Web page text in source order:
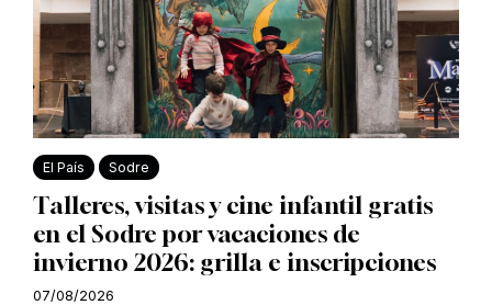
El País Sodre
Talleres, visitas y cine infantil gratis
en el Sodre por vacaciones de
invierno 2026: grilla e inscripciones
07/08/2026